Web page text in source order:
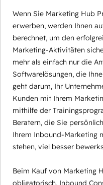
Wenn Sie Marketing Hub
erwerben, werden Ihnen
berechnet, um den
Marketing-Aktivitäten
mehr als einfach nur die
Softwarelösungen, die
geht darum, Ihr
Kunden mit Ihrem
mithilfe der
Beratern, die Sie
Ihrem Inbound-Marketing
stehen, viel besser
Beim Kauf von Marketing
obligatorisch, Inbound